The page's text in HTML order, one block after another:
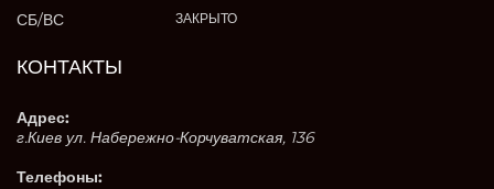
СБ/ВС ЗАКРЫТО
КОНТАКТЫ
Адрес:
г.Киев ул. Набережно-Корчуватская, 136
Телефоны: